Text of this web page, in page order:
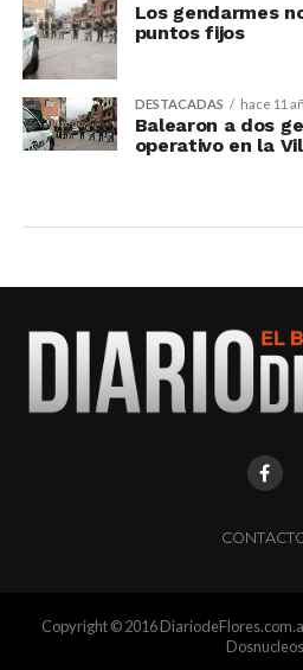
Los gendarmes
puntos fijos
DESTACADAS hace 11
Balearon a dos
operativo en la
Copyright © 2016
Dosnucleos